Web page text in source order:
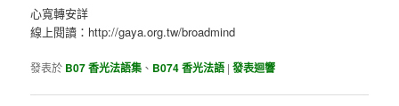
心寬轉安詳
線上閱讀：http://gaya.org.tw/broadmind
發表於 B07 香光法語集 、 B074 香光法語 |發表迴響